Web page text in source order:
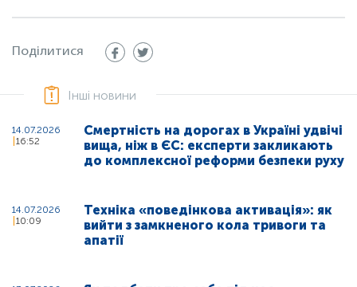
Поділитися
Інші новини
14.07.2026
16:52
Смертність на дорогах в Україні удвічі
вища, ніж в ЄС: експерти закликають
до комплексної реформи безпеки руху
14.07.2026
10:09
Техніка «поведінкова активація»: як
вийти з замкненого кола тривоги та
апатії